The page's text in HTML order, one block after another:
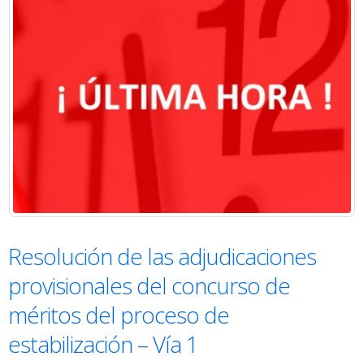
Resolución de las adjudicaciones
provisionales del concurso de
méritos del proceso de
estabilización – Vía 1